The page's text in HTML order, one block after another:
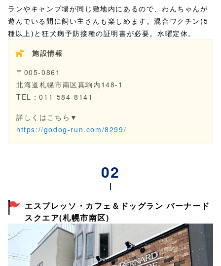
ランやキャンプ場が同じ敷地内にあるので、わんちゃんが
遊んでいる間に飼い主さんも楽しめます。混合ワクチン(5
種以上)と狂犬病予防接種の証明書が必要。水曜定休。
施設情報
〒005-0861
北海道札幌市南区真駒内148-1
TEL：011-584-8141
詳しくはこちら▼
https://godog-run.com/8299/
エスプレッソ・カフェ＆ドッグラン バーナード
スクエア(札幌市南区)